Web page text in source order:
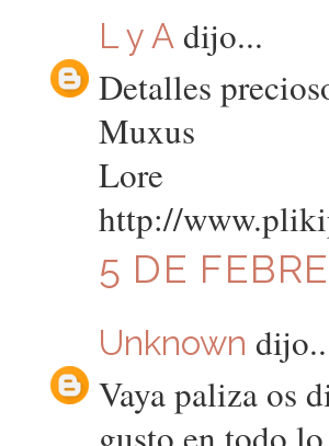
L y Adijo...
Detalles
Muxus
Lore
http://
5 DE
Unknown
Vaya paliza os